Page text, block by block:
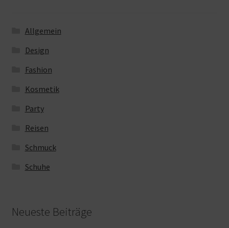
Allgemein
Design
Fashion
Kosmetik
Party
Reisen
Schmuck
Schuhe
Neueste Beiträge